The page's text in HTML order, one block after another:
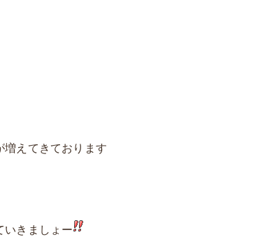
増えてきております
いきましょー